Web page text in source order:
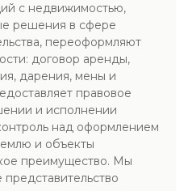
с недвижимостью,
решения в сфере
переоформляют
договор аренды,
дарения, мены и
правовое
и исполнении
над оформлением
и объекты
преимущество. Мы